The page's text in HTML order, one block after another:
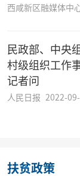
西咸新区融媒体中
民政部、中央
村级组织工作
记者问
人民日报 2022-
扶贫政策